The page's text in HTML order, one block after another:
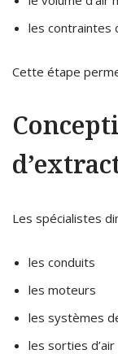
les contraintes
Cette étape
Les spécialistes
les conduits
les moteurs
les systèmes
les sorties d’air